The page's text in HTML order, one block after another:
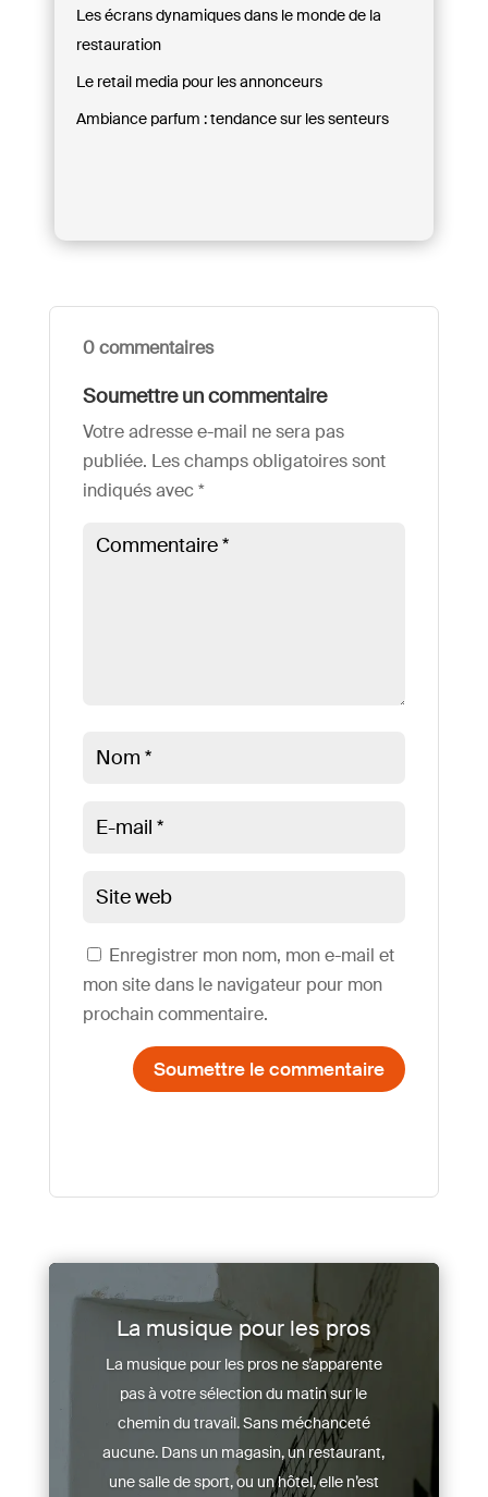
Les écrans dynamiques dans le monde de la
restauration
Le retail media pour les annonceurs
Ambiance parfum : tendance sur les senteurs
0 commentaires
Soumettre un commentaire
Votre adresse e-mail ne sera pas
publiée. Les champs obligatoires sont
indiqués avec*
Enregistrer mon nom, mon e-mail et
mon site dans le navigateur pour mon
prochain commentaire.
Soumettre le commentaire
Matériel de sonorisation
Nos conseils pour bien équiper votre
point de vente Choisir son matériel de
sonorisation peut sembler simple au
premier abord. Une enceinte, un
amplificateur, une source audio, et le tour